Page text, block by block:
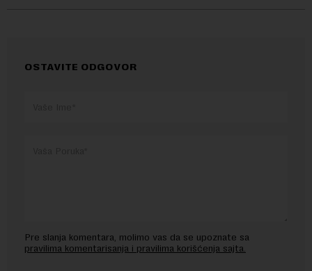
OSTAVITE ODGOVOR
Pre slanja komentara, molimo vas da se upoznate sa
pravilima komentarisanja i pravilima korišćenja sajta.